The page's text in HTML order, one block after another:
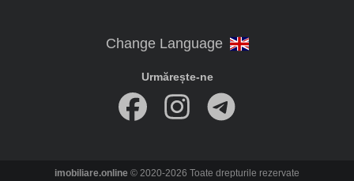
Urmărește-ne
imobiliare.online © 2020-2026 Toate drepturile rezervate